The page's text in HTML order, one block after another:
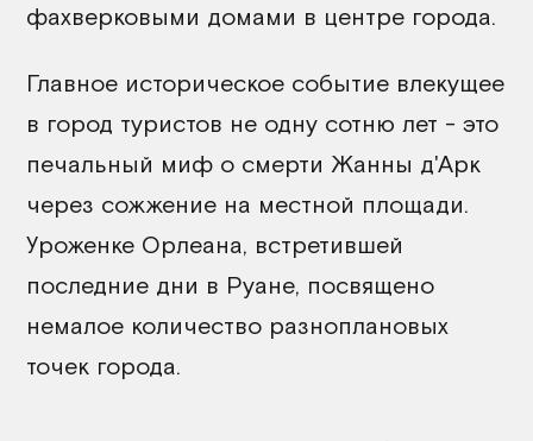
фахверковыми домами в центре города.
Главное историческое событие влекущее
в город туристов не одну сотню лет - это
печальный миф о смерти Жанны д'Арк
через сожжение на местной площади.
Уроженке Орлеана, встретившей
последние дни в Руане, посвящено
немалое количество разноплановых
точек города.